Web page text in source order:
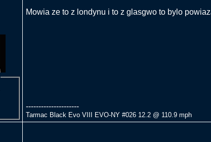
Mowia ze to z londynu i to z glasgwo to bylo
---------------------
Tarmac Black Evo VIII EVO-NY #026 12.2 @ 110.9 mph